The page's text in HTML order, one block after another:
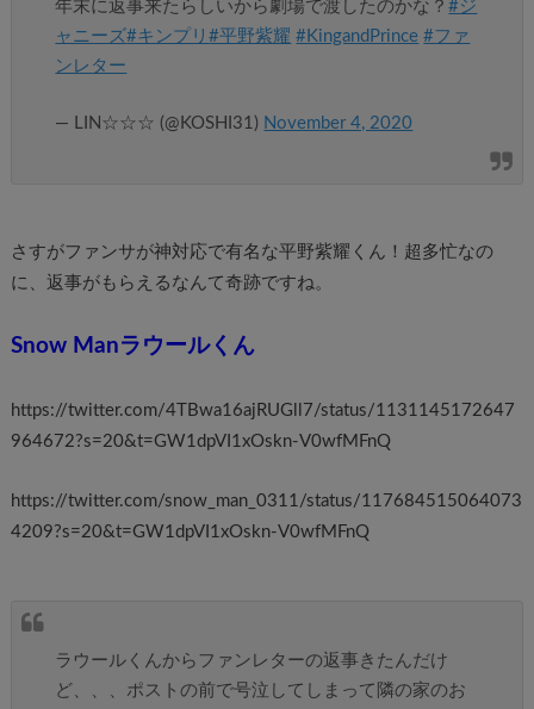
年末に返事来たらしいから劇場で渡したのかな？#ジ
ャニーズ#キンプリ#平野紫耀 #KingandPrince #ファ
ンレター
— LIN☆☆☆ (@KOSHI31) November 4, 2020
さすがファンサが神対応で有名な平野紫耀くん！超多忙なの
に、返事がもらえるなんて奇跡ですね。
Snow Manラウールくん
https://twitter.com/4TBwa16ajRUGll7/status/1131145172647
964672?s=20&t=GW1dpVI1xOskn-V0wfMFnQ
https://twitter.com/snow_man_0311/status/117684515064073
4209?s=20&t=GW1dpVI1xOskn-V0wfMFnQ
ラウールくんからファンレターの返事きたんだけ
ど、、、ポストの前で号泣してしまって隣の家のお